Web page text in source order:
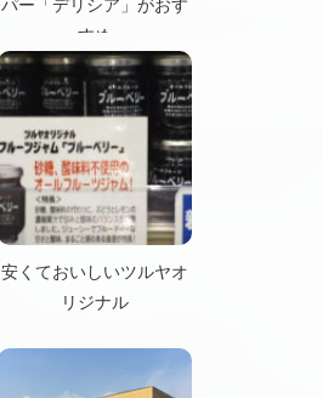
パー「デリシア」がおす
すめ
安くておいしいツルヤオ
リジナル